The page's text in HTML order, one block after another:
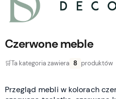
Wybierz coś dla siebie z
Czerwone meble
🛒Ta kategoria zawiera 8 produktów
Przegląd mebli w kolorach